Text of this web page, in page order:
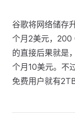
谷歌将网络储存
个月2美元，200
的直接后果就是
个月10美元。不
免费用户就有2TB